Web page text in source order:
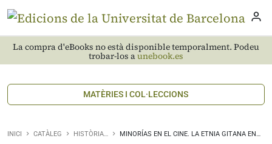
La compra d'eBooks no està disponible temporalment. Podeu
trobar-los aunebook.es
MATÈRIES I COL·LECCIONS
INICI CATÀLEG HISTÒRIA… MINORÍAS EN EL CINE. LA ETNIA GITANA EN…